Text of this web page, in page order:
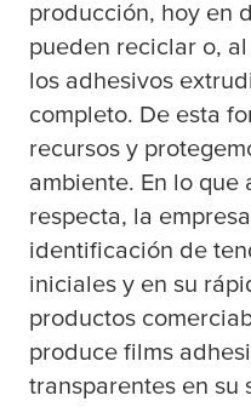
producción, hoy en
pueden reciclar o,
los adhesivos
completo. De esta
recursos y
ambiente. En lo
respecta, la
identificación de
iniciales y en su
productos
produce films
transparentes en su